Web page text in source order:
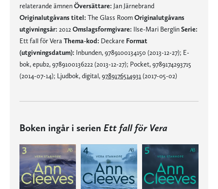
relaterande ämnenÖversättare: Jan Järnebrand
Originalutgåvans titel: The Glass RoomOriginalutgåvans
utgivningsår: 2012 Omslagsformgivare: Ilse-Mari BerglinSerie:
Ett fall för Vera Thema-kod: Deckare Format
(utgivningsdatum): Inbunden, 9789100134150 (2013-12-27); E-
bok, epub2, 9789100136222 (2013-12-27); Pocket, 9789174293715
(2014-07-14); Ljudbok, digital,9789176514931 (2017-05-02)
Boken ingår i serien Ett fall för Vera